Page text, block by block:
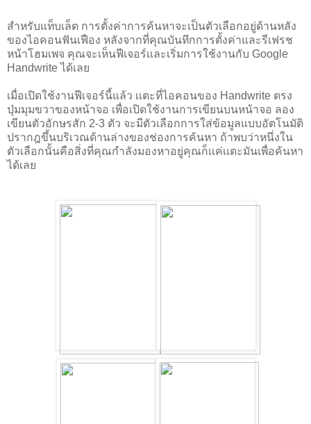
สำหรับแท็บเล็ต การตั้งค่าการค้นหาจะเป็นตัวเลือกอยู่ด้านหลัง
ของไอคอนฟันเฟือง หลังจากที่คุณบันทึกการตั้งค่าและรีเฟรช
หน้าโฮมเพจ คุณจะเห็นฟีเจอร์เเละเริ่มการใช้งานกับ Google
Handwrite ได้เลย
เมื่อเปิดใช้งานฟีเจอร์นี้แล้ว เเตะที่ไอคอนของ Handwrite ตรง
ปุ่มมุมขวาของหน้าจอ เพื่อเปิดใช้งานการเขียนบนหน้าจอ ลอง
เขียนตัวอักษรสัก 2-3 ตัว จะมีตัวเลือกการใส่ข้อมูลแบบอัตโนมัติ
ปรากฎขึ้นบริเวณด้านล่างของช่องการค้นหา ถ้าพบว่าหนึ่งใน
ตัวเลือกนั้นคือสิ่งที่คุณกำลังมองหาอยู่คุณก็เเค่เเตะมันเพื่อค้นหา
ได้เลย